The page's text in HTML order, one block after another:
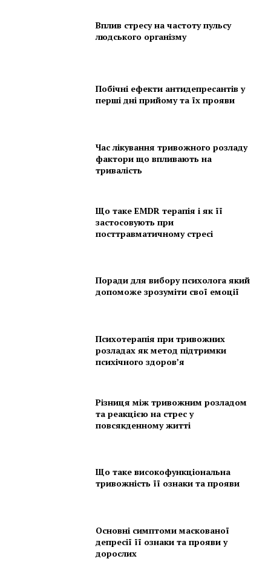
Вплив стресу на частоту пульсу
людського організму
Побічні ефекти антидепресантів у
перші дні прийому та їх прояви
Час лікування тривожного розладу
фактори що впливають на
тривалість
Що таке EMDR терапія і як її
застосовують при
посттравматичному стресі
Поради для вибору психолога який
допоможе зрозуміти свої емоції
Психотерапія при тривожних
розладах як метод підтримки
психічного здоров’я
Різниця між тривожним розладом
та реакцією на стрес у
повсякденному житті
Що таке високофункціональна
тривожність її ознаки та прояви
Основні симптоми маскованої
депресії її ознаки та прояви у
дорослих